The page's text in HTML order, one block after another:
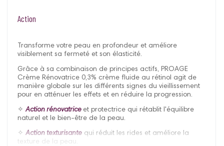
Action
Transforme votre peau en profondeur et améliore
visiblement sa fermeté et son élasticité.
Grâce à sa combinaison de principes actifs, PROAGE
Crème Rénovatrice 0,3% crème fluide au rétinol agit de
manière globale sur les différents signes du vieillissement
pour en atténuer les effets et en réduire la progression.
✧Action rénovatrice et protectrice qui rétablit l'équilibre
naturel et le bien-être de la peau.
✧ Action texturisante qui réduit les rides et améliore la
texture de la peau.